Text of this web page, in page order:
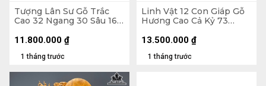
Tượng Lân Sư Gỗ Trắc
Cao 32 Ngang 30 Sâu 16
1 tháng trước
11.800.000 ₫
Linh Vật 12 Con Giáp Gỗ
Hương Cao Cả Kỷ 73
Cao 11
1 tháng trước
13.500.000 ₫